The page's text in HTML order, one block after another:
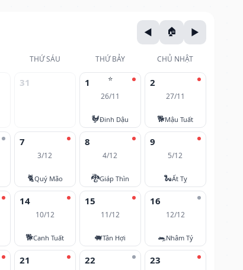
THỨ SÁU THỨ BẢY CHỦ NHẬT
31 ⭐
1
26/11
🐓Đinh Dậu
2
27/11
🐕Mậu Tuất
7
3/12
🐈Quý Mão
8
4/12
🐉Giáp Thìn
9
5/12
🐍Ất Tỵ
14
10/12
🐕Canh Tuất
15
11/12
🐖Tân Hợi
16
12/12
🐀Nhâm Tý
21 22 23